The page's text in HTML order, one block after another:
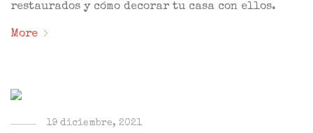
restaurados y cómo decorar tu casa con ellos.
More
19 diciembre, 2021